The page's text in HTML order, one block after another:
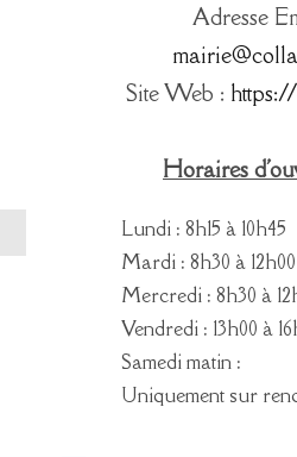
Adresse
Site Web :
Horaires
Lundi : 8h15 à 10h45
Mardi : 8h30 à 12h00
Mercredi : 8h30 à
Vendredi : 13h00 à
Samedi matin :
Uniquement sur